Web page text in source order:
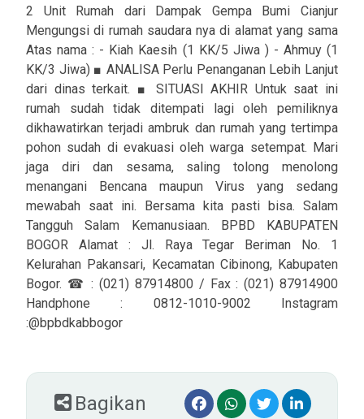
2 Unit Rumah dari Dampak Gempa Bumi Cianjur
Mengungsi di rumah saudara nya di alamat yang sama
Atas nama : - Kiah Kaesih (1 KK/5 Jiwa ) - Ahmuy (1
KK/3 Jiwa) ■ ANALISA Perlu Penanganan Lebih Lanjut
dari dinas terkait. ■ SITUASI AKHIR Untuk saat ini
rumah sudah tidak ditempati lagi oleh pemiliknya
dikhawatirkan terjadi ambruk dan rumah yang tertimpa
pohon sudah di evakuasi oleh warga setempat. Mari
jaga diri dan sesama, saling tolong menolong
menangani Bencana maupun Virus yang sedang
mewabah saat ini. Bersama kita pasti bisa. Salam
Tangguh Salam Kemanusiaan. BPBD KABUPATEN
BOGOR Alamat : Jl. Raya Tegar Beriman No. 1
Kelurahan Pakansari, Kecamatan Cibinong, Kabupaten
Bogor. ☎ : (021) 87914800 / Fax : (021) 87914900
Handphone : 0812-1010-9002 Instagram
:@bpbdkabbogor
Bagikan